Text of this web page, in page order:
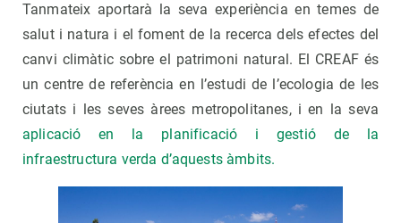
Tanmateix aportarà la seva experiència en temes de
salut i natura i el foment de la recerca dels efectes del
canvi climàtic sobre el patrimoni natural. El CREAF és
un centre de referència en l’estudi de l’ecologia de les
ciutats i les seves àrees metropolitanes, i en la seva
aplicació en la planificació i gestió de la
infraestructura verda d’aquests àmbits.